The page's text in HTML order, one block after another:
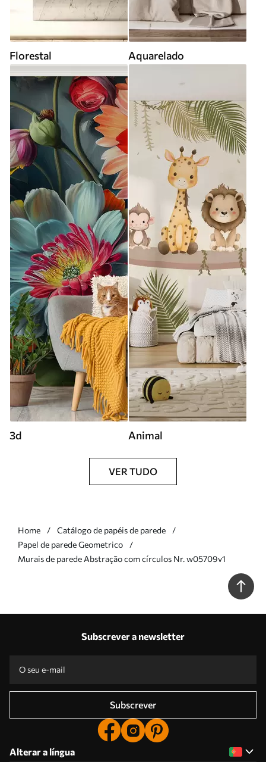
Florestal Aquarelado
3d Animal
VER TUDO
Home
Catálogo de papéis de parede
Papel de parede Geometrico
Murais de parede Abstração com círculos Nr. w05709v1
Subscrever a newsletter
Subscrever
Alterar a língua